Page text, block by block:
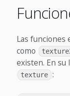
Las funciones
como
existen. En su
texture :